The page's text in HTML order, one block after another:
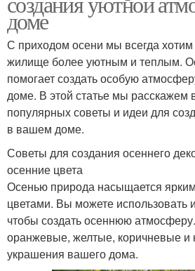
доме
С приходом осени мы всегда
жилище более уютным и теплым.
помогает создать особую
доме. В этой статье мы расскажем
популярных советы и идеи для
в вашем доме.
Советы для создания осеннего
осенние цвета
Осенью природа насыщается
цветами. Вы можете использовать
чтобы создать осеннюю
оранжевые, желтые, коричневые и
украшения вашего дома.